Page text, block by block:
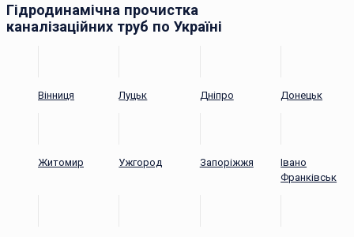
Гідродинамічна прочистка
каналізаційних труб по Україні
Вінниця Луцьк Дніпро Донецьк
Житомир Ужгород Запоріжжя
Івано
Франківськ